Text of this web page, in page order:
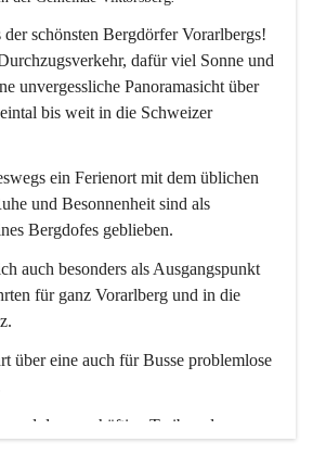
schönsten Bergdörfer Vorarlbergs!
dafür viel Sonne und
unvergessliche Panoramasicht über
bis weit in die Schweizer
ein Ferienort mit dem üblichen
und Besonnenheit sind als
Bergdofes geblieben.
auch besonders als Ausgangspunkt
für ganz Vorarlberg und in die
über eine auch für Busse problemlose
das geschäftige Treiben der